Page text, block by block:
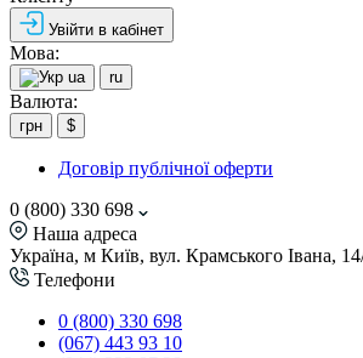
Увійти в кабінет
Мова:
ua ru
Валюта:
грн $
Договір публічної оферти
0 (800) 330 698
Наша адреса
Україна, м Київ, вул. Крамського Івана,
Телефони
0 (800) 330 698
(067) 443 93 10